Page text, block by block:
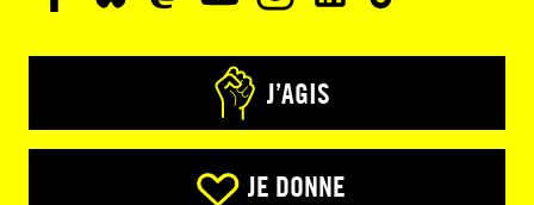
J’AGIS
JE DONNE